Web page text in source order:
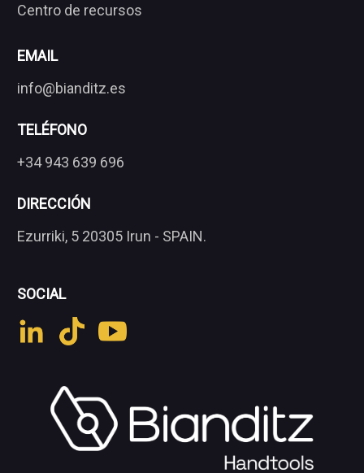
Centro de recursos
EMAIL
info@bianditz.es
TELÉFONO
+34 943 639 696
DIRECCIÓN
Ezurriki, 5 20305 Irun - SPAIN.
SOCIAL